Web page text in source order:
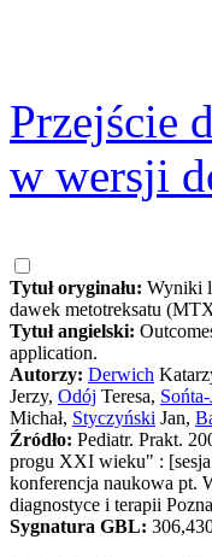
Przejście
w wersji
Tytuł oryginału: Wyniki
dawek metotreksatu
Tytuł angielski:
application.
Autorzy: Derwich
Jerzy, Odój Teresa,
Michał, Styczyński Jan,
Źródło: Pediatr. Prakt.
progu XXI wieku" :
konferencja naukowa pt.
diagnostyce i terapii
Sygnatura GBL: